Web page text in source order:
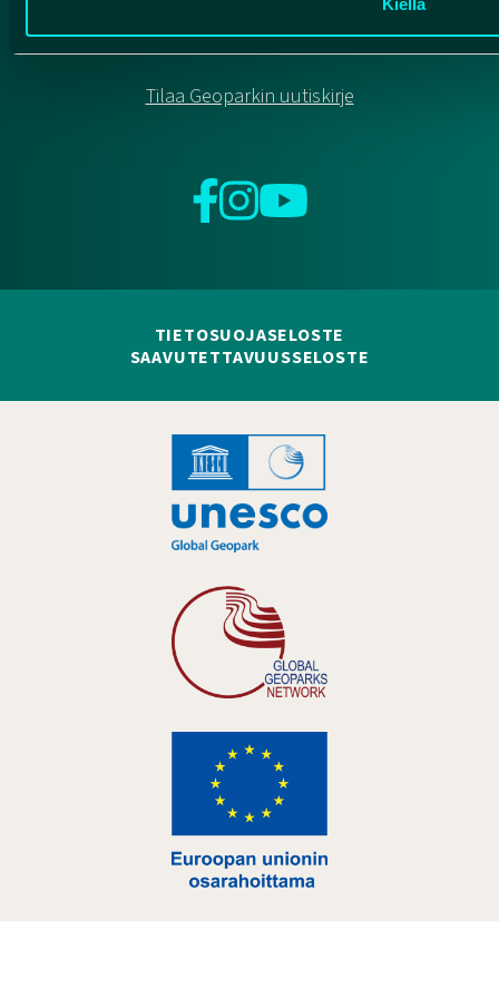
info@rokuageopark.fi
Tilaa Geoparkin uutiskirje
Facebook
InstagramYouTube
TIETOSUOJASELOSTE
SAAVUTETTAVUUSSELOSTE
Hankelogo